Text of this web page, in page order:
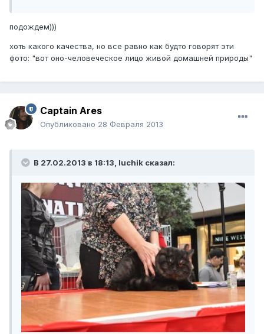
подождем)))
хоть какого качества, но все равно как будто говорят эти
фото: "вот оно-человеческое лицо живой домашней природы"
Captain Ares
Опубликовано 28 Февраля 2013
В 27.02.2013 в 18:13, luchik сказал: